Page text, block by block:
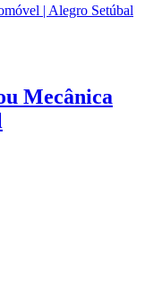
| Alegro Setúbal
Mecânica